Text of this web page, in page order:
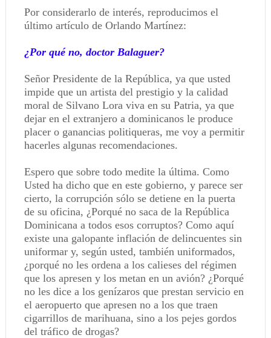
Por considerarlo de interés, reproducimos el
último artículo de Orlando Martínez:
¿Por qué no, doctor Balaguer?
Señor Presidente de la República, ya que usted
impide que un artista del prestigio y la calidad
moral de Silvano Lora viva en su Patria, ya que
dejar en el extranjero a dominicanos le produce
placer o ganancias politiqueras, me voy a permitir
hacerles algunas recomendaciones.
Espero que sobre todo medite la última. Como
Usted ha dicho que en este gobierno, y parece ser
cierto, la corrupción sólo se detiene en la puerta
de su oficina, ¿Porqué no saca de la República
Dominicana a todos esos corruptos? Como aquí
existe una galopante inflación de delincuentes sin
uniformar y, según usted, también uniformados,
¿porqué no les ordena a los calieses del régimen
que los apresen y los metan en un avión? ¿Porqué
no les dice a los genízaros que prestan servicio en
el aeropuerto que apresen no a los que traen
cigarrillos de marihuana, sino a los pejes gordos
del tráfico de drogas?